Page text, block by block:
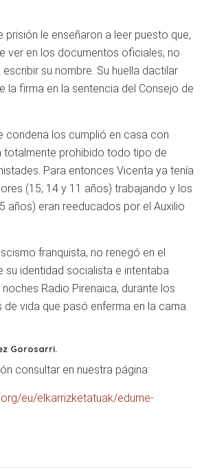
prisión le enseñaron a leer puesto que,
ver en los documentos oficiales, no
su nombre. Su huella dactilar
la firma en la sentencia del Consejo de
condena los cumplió en casa con
totalmente prohibido todo tipo de
Para entonces Vicenta ya tenía
(15, 14 y 11 años) trabajando y los
años) eran reeducados por el Auxilio
franquista, no renegó en el
su identidad socialista e intentaba
Radio Pirenaica, durante los
vida que pasó enferma en la cama.
Gorosarri.
consultar en nuestra página:
eu/elkarrizketatuak/edurne-